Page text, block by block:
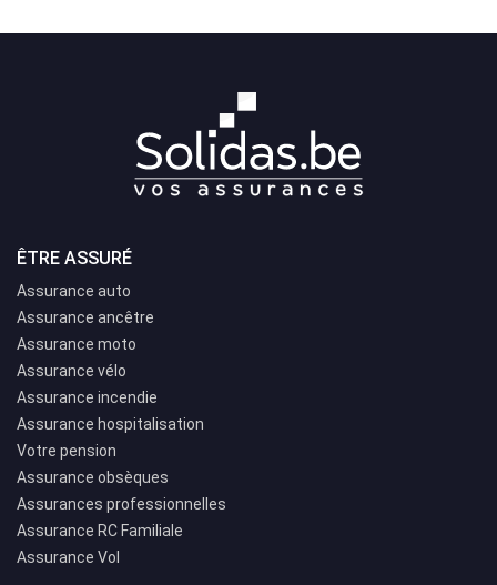
ÊTRE ASSURÉ
Assurance auto
Assurance ancêtre
Assurance moto
Assurance vélo
Assurance incendie
Assurance hospitalisation
Votre pension
Assurance obsèques
Assurances professionnelles
Assurance RC Familiale
Assurance Vol